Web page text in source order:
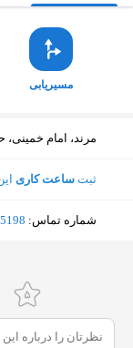
مسیریابی
مرند، امام
ثبت ساعت کاری
شماره تماس: